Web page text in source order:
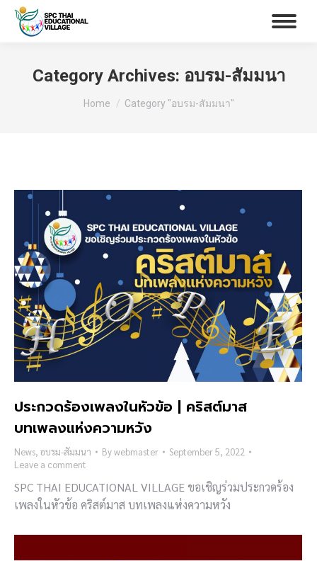
Category Archives: อบรม-สัมมนา
You are here:
Home Category "อบรม-สัมมนา"
ประกวดร้องเพลงในหัวข้อ | คริสต์มาส
บทเพลงแห่งความหวัง
News, อบรม-สัมมนา Bywebmaster
September 5, 2022
Leave a comment
SPC THAI EDUCATIONAL VILLAGE ขอเชิญร่วมประกวดร้อง
เพลงในหัวข้อ คริสต์มาส บทเพลงแห่งความหวัง